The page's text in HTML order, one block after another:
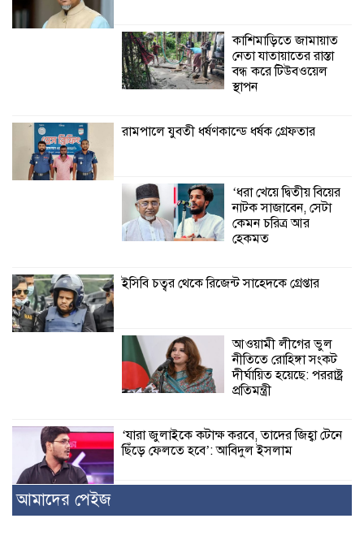
বিনিময় সভা
শ্যামনগরে বনবিভাগ ও সিএমসির সাথে
কাশিমাড়িতে জামায়াত
নেতা যাতায়াতের রাস্তা
বন্ধ করে টিউবওয়েল
স্থাপন
রামপালে যুবতী ধর্ষণকান্ডে ধর্ষক গ্রেফতার
‘ধরা খেয়ে দ্বিতীয় বিয়ের
নাটক সাজাবেন, সেটা
কেমন চরিত্র আর
হেকমত
ইসিবি চত্বর থেকে রিজেন্ট সাহেদকে গ্রেপ্তার
আওয়ামী লীগের ভুল
নীতিতে রোহিঙ্গা সংকট
দীর্ঘায়িত হয়েছে: পররাষ্ট্র
প্রতিমন্ত্রী
‘যারা জুলাইকে কটাক্ষ করবে, তাদের জিহ্বা টেনে
ছিঁড়ে ফেলতে হবে’: আবিদুল ইসলাম
আমাদের পেইজ